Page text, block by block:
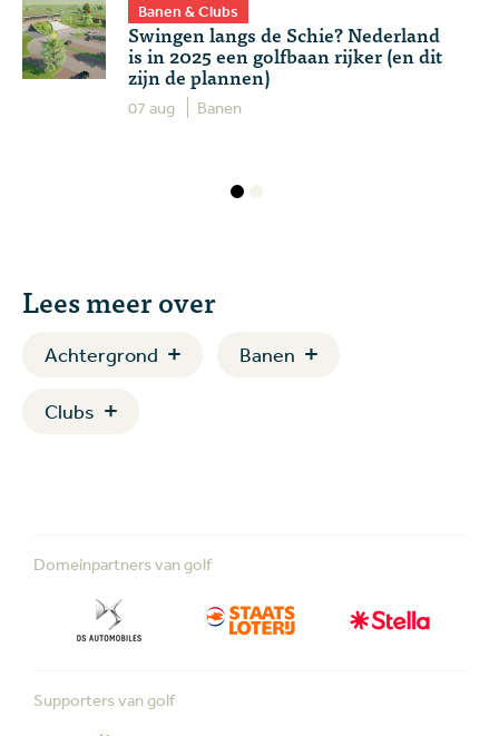
Banen & Clubs
Swingen langs de Schie? Nederland
is in 2025 een golfbaan rijker (en dit
zijn de plannen)
07 aug Banen
Lees meer over
Achtergrond Banen
Clubs
Domeinpartners van golf
Supporters van golf